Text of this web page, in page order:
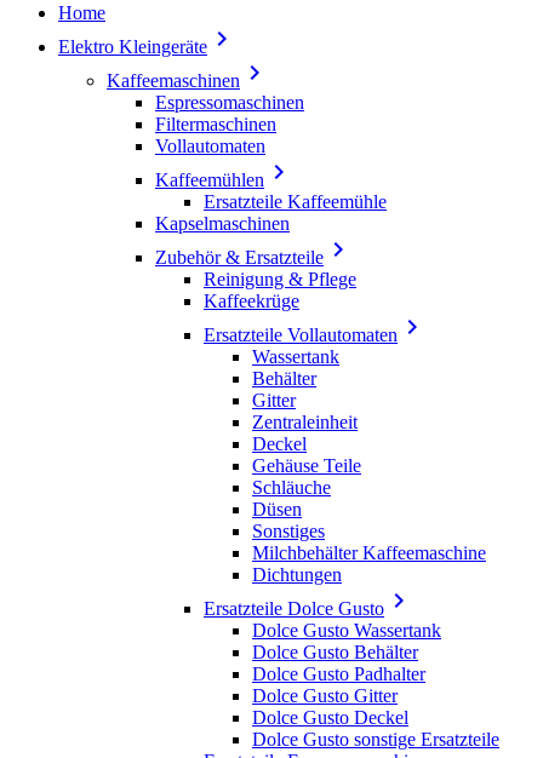
Home
Elektro Kleingeräte 
Kaffeemaschinen 
Espressomaschinen
Filtermaschinen
Vollautomaten
Kaffeemühlen 
Ersatzteile Kaffeemühle
Kapselmaschinen
Zubehör & Ersatzteile 
Reinigung & Pflege
Kaffeekrüge
Ersatzteile Vollautomaten 
Wassertank
Behälter
Gitter
Zentraleinheit
Deckel
Gehäuse Teile
Schläuche
Düsen
Sonstiges
Milchbehälter Kaffeemaschine
Dichtungen
Ersatzteile Dolce Gusto 
Dolce Gusto Wassertank
Dolce Gusto Behälter
Dolce Gusto Padhalter
Dolce Gusto Gitter
Dolce Gusto Deckel
Dolce Gusto sonstige Ersatzteile